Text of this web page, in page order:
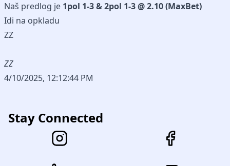
Naš predlog je 1pol 1-3 & 2pol 1-3 @ 2.10 (MaxBet)
Idi na opkladu
ZZ
ZZ
4/10/2025, 12:12:44 PM
Stay Connected